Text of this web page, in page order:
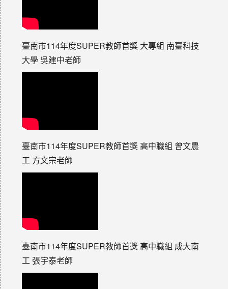
臺南市114年度SUPER教師首獎 大專組 南臺科技
大學 吳建中老師
臺南市114年度SUPER教師首獎 高中職組 曾文農
工 方文宗老師
臺南市114年度SUPER教師首獎 高中職組 成大南
工 張宇泰老師